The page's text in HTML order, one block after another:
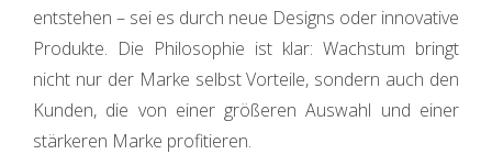
entstehen – sei es durch neue Designs oder innovative
Produkte. Die Philosophie ist klar: Wachstum bringt
nicht nur der Marke selbst Vorteile, sondern auch den
Kunden, die von einer größeren Auswahl und einer
stärkeren Marke profitieren.